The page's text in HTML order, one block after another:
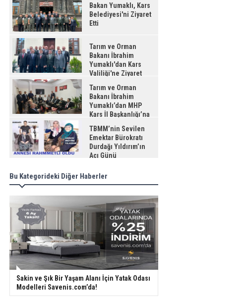
Bakan Yumaklı, Kars
Belediyesi'ni Ziyaret
Etti
Tarım ve Orman
Bakanı İbrahim
Yumaklı'dan Kars
Valiliği'ne Ziyaret
Tarım ve Orman
Bakanı İbrahim
Yumaklı’dan MHP
Kars İl Başkanlığı’na
Ziyaret
TBMM’nin Sevilen
Emektar Bürokratı
Durdağı Yıldırım’ın
Acı Günü
Bu Kategorideki Diğer Haberler
Sakin ve Şık Bir Yaşam Alanı İçin Yatak Odası
Modelleri Savenis.com’da!